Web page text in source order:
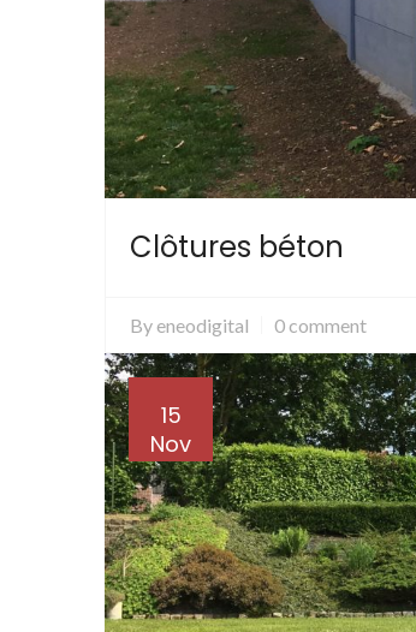
Clôtures béton
By eneodigital 0 comment
15
Nov